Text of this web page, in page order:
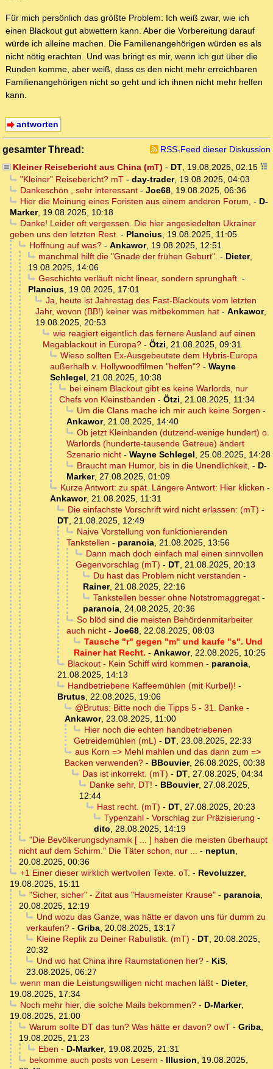
Für mich persönlich das größte Problem: Ich weiß zwar, wie ich
einen Blackout gut abwettern kann. Aber die Vorbereitung darauf
würde ich alleine machen. Die Familienangehörigen würden es als
nicht nötig erachten. Und was bringt es mir, wenn ich gut über die
Runden komme, aber weiß, dass es den nicht mehr erreichbaren
Familienangehörigen nicht so geht und ich ihnen nicht mehr helfen
kann.
antworten
gesamter Thread:
RSS-Feed dieser Diskussion
Kleiner Reisebericht aus China (mT) - DT, 19.08.2025, 02:15
"Kleiner" Reisebericht? mT- day-trader, 19.08.2025, 04:03
Dankeschön , sehr interessant- Joe68, 19.08.2025, 06:36
Hier die Meinung eines Foristen aus einem anderen Forum, - D-
Marker, 19.08.2025, 10:18
Danke! Leider oft vergessen. Die hier angesiedelten Ukrainer
geben uns den letzten Rest. - Plancius, 19.08.2025, 11:05
Hoffnung auf was?- Ankawor, 19.08.2025, 12:51
manchmal hilft die "Gnade der frühen Geburt". - Dieter,
19.08.2025, 14:06
Geschichte verläuft nicht linear, sondern sprunghaft. -
Plancius, 19.08.2025, 17:01
Ja, heute ist Jahrestag des Fast-Blackouts vom letzten
Jahr, wovon (BB!) keiner was mitbekommen hat - Ankawor,
19.08.2025, 20:53
wie reagiert eigentlich das fernere Ausland auf einen
Megablackout in Europa? - Ötzi, 21.08.2025, 09:31
Wieso sollten Ex-Ausgebeutete dem Hybris-Europa
außerhalb v. Hollywoodfilmen "helfen"? - Wayne
Schlegel, 21.08.2025, 10:38
bei einem Blackout gibt es keine Warlords, nur
Chefs von Kleinstbanden - Ötzi, 21.08.2025, 11:34
Um die Clans mache ich mir auch keine Sorgen -
Ankawor, 21.08.2025, 14:40
Ob jetzt Kleinbanden (dutzend-wenige hundert) o.
Warlords (hunderte-tausende Getreue) ändert
Szenario nicht - Wayne Schlegel, 25.08.2025, 14:28
Braucht man Humor, bis in die Unendlichkeit, - D-
Marker, 27.08.2025, 01:09
Kurze Antwort: zu spät. Längere Antwort: Hier klicken -
Ankawor, 21.08.2025, 11:31
Die einfachste Vorschrift wird nicht erlassen: (mT) -
DT, 21.08.2025, 12:49
Naive Vorstellung von funktionierenden
Tankstellen - paranoia, 21.08.2025, 13:56
Dann mach doch einfach mal einen sinnvollen
Gegenvorschlag (mT) - DT, 21.08.2025, 20:13
Du hast das Problem nicht verstanden -
Rainer, 21.08.2025, 22:16
Tankstellen besser ohne Notstromaggregat-
paranoia, 24.08.2025, 20:36
So blöd sind die meisten Behördenmitarbeiter
auch nicht - Joe68, 22.08.2025, 08:03
Tausche "r" gegen "m" und kaufe "s". Und
Rainer hat Recht. - Ankawor, 22.08.2025, 10:25
Blackout - Kein Schiff wird kommen - paranoia,
21.08.2025, 14:13
Handbetriebene Kaffeemühlen (mit Kurbel)! -
Brutus, 22.08.2025, 19:06
@Brutus: Bitte noch die Tipps 5 - 31. Danke-
Ankawor, 23.08.2025, 11:00
Hier noch die echten handbetriebenen
Getreidemühlen (mL) - DT, 23.08.2025, 22:33
aus Korn => Mehl mahlen und das dann zum =>
Backen verwenden? - BBouvier, 26.08.2025, 00:38
Das ist inkorrekt. (mT) - DT, 27.08.2025, 04:34
Danke sehr, DT! - BBouvier, 27.08.2025,
12:44
Hast recht. (mT) - DT, 27.08.2025, 20:23
Typenzahl - Vorschlag zur Präzisierung -
dito, 28.08.2025, 14:19
"Die Bevölkerungsdynamik [ ... ] haben die meisten überhaupt
nicht auf dem Schirm." Die Täter schon, nur ... - neptun,
20.08.2025, 00:36
+1 Einer dieser wirklich wertvollen Texte. oT. - Revoluzzer,
19.08.2025, 15:11
"Sicher, sicher" - Zitat aus "Hausmeister Krause"- paranoia,
20.08.2025, 12:19
Und wozu das Ganze, was hätte er davon uns für dumm zu
verkaufen? - Griba, 20.08.2025, 13:17
Kleine Replik zu Deiner Rabulistik. (mT) - DT, 20.08.2025,
20:32
Und wo hat China ihre Raumstationen her?- KiS,
23.08.2025, 06:27
wenn man die Leistungswilligen nicht machen läßt- Dieter,
19.08.2025, 17:34
Noch mehr hier, die solche Mails bekommen?- D-Marker,
19.08.2025, 21:00
Warum sollte DT das tun? Was hätte er davon? owT- Griba,
19.08.2025, 21:23
Eben - D-Marker, 19.08.2025, 21:31
bekomme auch posts von Lesern - Illusion, 19.08.2025,